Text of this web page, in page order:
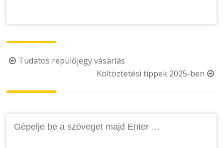
PostTudatos repülőjegy vásárlás
Költöztetési tippek 2025-ben